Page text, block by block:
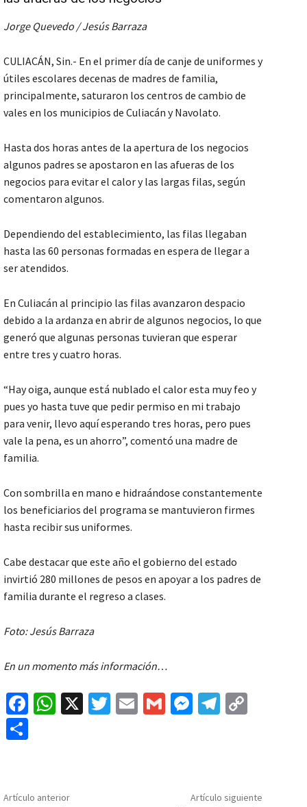
Jorge Quevedo / Jesús Barraza
CULIACÁN, Sin.- En el primer día de canje de uniformes y
útiles escolares decenas de madres de familia,
principalmente, saturaron los centros de cambio de
vales en los municipios de Culiacán y Navolato.
Hasta dos horas antes de la apertura de los negocios
algunos padres se apostaron en las afueras de los
negocios para evitar el calor y las largas filas, según
comentaron algunos.
Dependiendo del establecimiento, las filas llegaban
hasta las 60 personas formadas en espera de llegar a
ser atendidos.
En Culiacán al principio las filas avanzaron despacio
debido a la ardanza en abrir de algunos negocios, lo que
generó que algunas personas tuvieran que esperar
entre tres y cuatro horas.
“Hay oiga, aunque está nublado el calor esta muy feo y
pues yo hasta tuve que pedir permiso en mi trabajo
para venir, llevo aquí esperando tres horas, pero pues
vale la pena, es un ahorro”, comentó una madre de
familia.
Con sombrilla en mano e hidraándose constantemente
los beneficiarios del programa se mantuvieron firmes
hasta recibir sus uniformes.
Cabe destacar que este año el gobierno del estado
invirtió 280 millones de pesos en apoyar a los padres de
familia durante el regreso a clases.
Foto: Jesús Barraza
En un momento más información…
Fa
o
W
p
X
T
E
G
M
ge
Te
m Li
p
Artículo anterior Artículo siguiente